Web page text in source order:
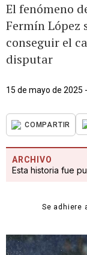
El fenómeno
Fermín López
conseguir el
disputar
15 de mayo de 2025
COMPARTIR
ARCHIVO
Esta historia fue
Se adhiere